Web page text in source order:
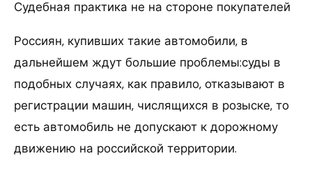
Судебная практика не на стороне покупателей
Россиян, купивших такие автомобили, в
дальнейшем ждут большие проблемы:суды в
подобных случаях, как правило, отказывают в
регистрации машин, числящихся в розыске, то
есть автомобиль не допускают к дорожному
движению на российской территории.